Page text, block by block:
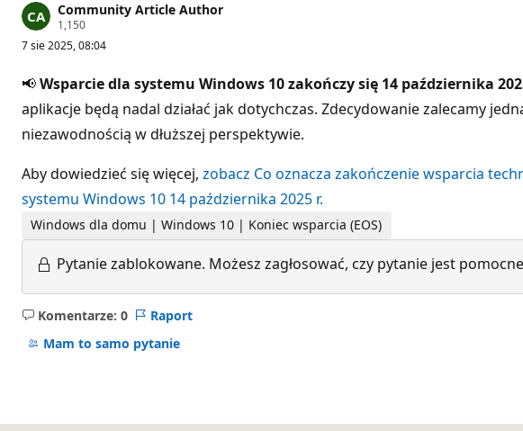
Community Article Author
1,150P
n
t
y
r
e
p
a
j
7 sie 2025, 08:04
📢Wsparcie dla systemu Windows 10 zakończy się 14 października
aplikacje będą nadal działać jak dotychczas. Zdecydowanie zalecamy
niezawodnością w dłuższej perspektywie.
Aby dowiedzieć się więcej, zobacz Co oznacza zakończenie wsparcia
systemu Windows 10 14 października 2025 r.
Windows dla domu | Windows 10 | Koniec wsparcia (EOS)
Pytanie zablokowane. Możesz zagłosować, czy pytanie jest
Komentarze: 0
Brak
komentarzy
Raport
Mam to samo pytanie